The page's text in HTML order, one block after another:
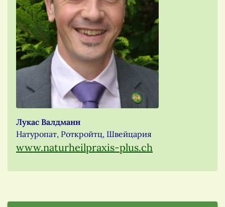
Лукас Валдманн
Натуропат, Роткройтц, Швейцария
www.naturheilpraxis-plus.ch